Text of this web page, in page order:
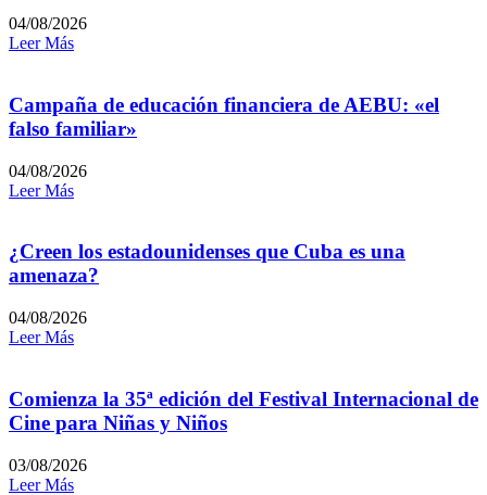
04/08/2026
Leer Más
Campaña de educación financiera de AEBU: «el
falso familiar»
04/08/2026
Leer Más
¿Creen los estadounidenses que Cuba es una
amenaza?
04/08/2026
Leer Más
Comienza la 35ª edición del Festival Internacional de
Cine para Niñas y Niños
03/08/2026
Leer Más